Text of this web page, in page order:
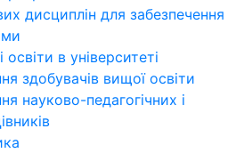
дисциплін для забезпечення
в університеті
здобувачів вищої освіти
науково-педагогічних і